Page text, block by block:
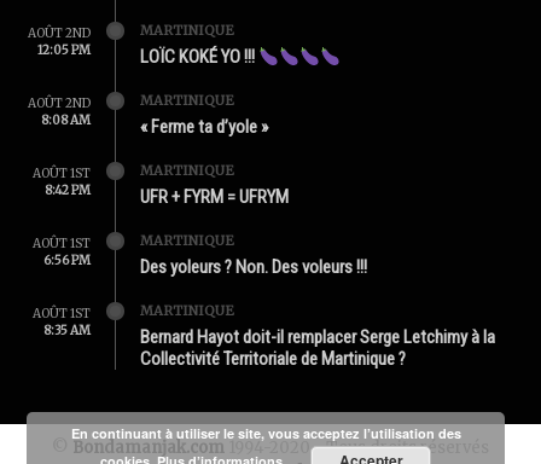
AOÛT 2ND
12:05 PM
MARTINIQUE
LOÏC KOKÉ YO !!!
AOÛT 2ND
8:08 AM
MARTINIQUE
« Ferme ta d’yole »
AOÛT 1ST
8:42 PM
MARTINIQUE
UFR + FYRM = UFRYM
AOÛT 1ST
6:56 PM
MARTINIQUE
Des yoleurs ? Non. Des voleurs !!!
AOÛT 1ST
8:35 AM
MARTINIQUE
Bernard Hayot doit-il remplacer Serge Letchimy à la
Collectivité Territoriale de Martinique ?
Bondamanjak.com 1994-2020 - Tous droits réservés
En continuant à utiliser le site, vous acceptez l’utilisation des